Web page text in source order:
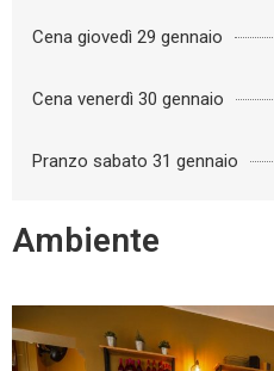
Cena giovedì 29 gennaio
Cena venerdì 30 gennaio
Pranzo sabato 31 gennaio
Ambiente